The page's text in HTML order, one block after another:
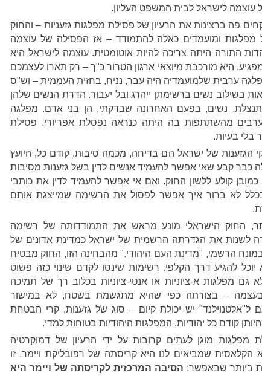
עוצמה לישראל לבית המשפט העליון.
פה ברצינות את הרעיון של פסילת מפלגות גזעניות – והחוק
ומועמדים כאלה להתמודד – אז הפסילה של עוצמה
התורה היתה צריכה להיות אוטומטית. עוצמה לישראל היא
היא מורכבת מיוצאי ארגון הטרור כ"ך – רק תארו לעצמכם
ערבית שלמועמדיה היה עבר, נניח, בחזית העממית – וש"ס
בשילוב נשים ברשימתן ייהרג ובל יעבור. הדרת הנשים שלהן
נשים, בפעם האחרונה שבדקתי, הן בני אדם. מפלגה
מהשתתפות בה היתה כנראה נפסלת אפריורי. פסילת
בלי בעיות.
הגזענות של ישראל הם בדיחה, מכמה סיבות. קודם כל, היועץ
קבע שאי אפשר להעמיד אנשים לדין בשל גזענות מסיבות
כמובן קולע ללשון החוק. ואם אי אפשר להעמיד לדין את כותבי
לא ברור איך אפשר לפסול את הרשימה שמייצגת אותם
החוק הישראלי מונע מראש את התמודדותה של רשימה
לשנות את הגדרתה הרשמית של ישראל כמדינת אדונים של
הרשמי, "מדינת העם היהודי." מהבחינה הזו, החוק מבטיח
יוכל להגיע דרך הקלפי. רשימות שינסו לקדם שינוי כזה פשוט
גם מפלגות א-ציוניות או אנטי-ציוניות בכלוב רך של תמיכה
בעצמה – בצורתה כפי שהיא מתגשמת בשטח, לא במישור
ל"אלטנוילנד" יש יכולת קיום – סוג של גזענות, קרי הבטחת
קודם כל יהודיות, המפלגות היהודיות בטוחות למדי.
מפלגות מוגן לעתים קרובות על ידי הרעיון של דמוקרטיה
הקלאסית שמביאים לנו היא קריסתה של רפובליקת ויימר. זו
ביותר שבאפשר: הסיבה המרכזית לקריסתה של ויימר היא